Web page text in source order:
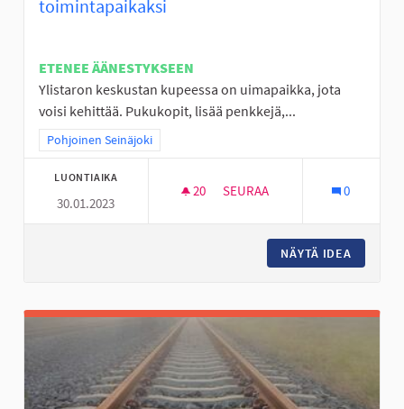
toimintapaikaksi
ETENEE ÄÄNESTYKSEEN
Ylistaron keskustan kupeessa on uimapaikka, jota
voisi kehittää. Pukukopit, lisää penkkejä,...
Rajaa tulokset teeman mukaan: Pohjoinen Seinäjoki
Pohjoinen Seinäjoki
LUONTIAIKA
30.01.2023
20 20 SEURAAJAA
SEURAA 0
NÄYTÄ IDEA